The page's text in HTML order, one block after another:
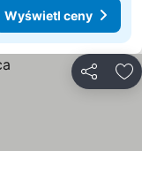
Wyświetl ceny